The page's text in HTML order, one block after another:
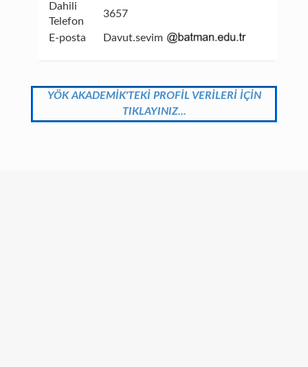
Dahili
Telefon
3657
E-posta Davut.sevim
YÖK AKADEMİK'TEKİ PROFİL VERİLERİ İÇİN
TIKLAYINIZ...